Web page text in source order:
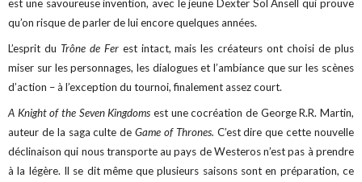
est une savoureuse invention, avec le jeune Dexter Sol Ansell qui prouve
qu’on risque de parler de lui encore quelques années.
L’esprit du Trône de Ferest intact, mais les créateurs ont choisi de plus
miser sur les personnages, les dialogues et l’ambiance que sur les scènes
d’action – à l’exception du tournoi, finalement assez court.
A Knight of the Seven Kingdoms est une cocréation de George R.R. Martin,
auteur de la saga culte deGame of Thrones. C’est dire que cette nouvelle
déclinaison qui nous transporte au pays de Westeros n’est pas à prendre
à la légère. Il se dit même que plusieurs saisons sont en préparation, ce